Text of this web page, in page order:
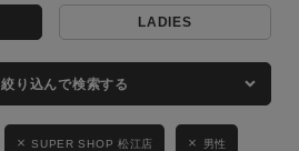
LADIES
絞り込んで検索する
SUPER SHOP 松江店 男性